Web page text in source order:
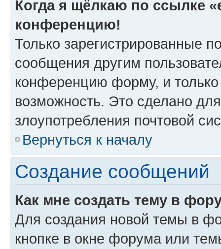
Когда я щёлкаю по ссылке
конференцию!
Только зарегистрированные
сообщения другим
конференцию форму, и
возможность. Это сделано
злоупотребления почтовой
Вернуться к началу
Создание сообщений
Как мне создать тему в
Для создания новой темы в
кнопке в окне форума или